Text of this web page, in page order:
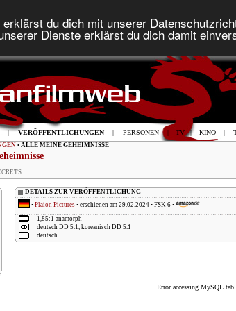
du dich mit unserer
Dienste erklärst du dich damit
| VERÖFFENTLICHUNGEN | PERSONEN | TV | KINO |
• ALLE MEINE GEHEIMNISSE
DETAILS ZUR VERÖFFENTLICHUNG
• Plaion Pictures • erschienen am 29.02.2024 • FSK 6 •
1,85:1 anamorph
deutsch DD 5.1, koreanisch DD 5.1
deutsch
Error accessing MySQL